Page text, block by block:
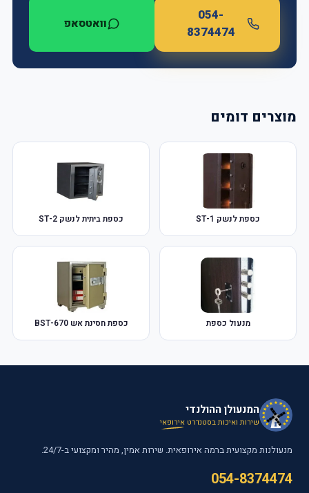
054-
8374474
וואטסאפ
מוצרים דומים
כספת לנשק 1-ST כספת ביתית לנשק 2-ST
מנעול כספת כספת חסינת אש 670-BST
המנעולן ההולנדי
שירות ואיכות בסטנדרט אירופאי
מנעולנות מקצועית ברמה אירופאית. שירות אמין, מהיר ומקצועי ב-24/7.
054-8374474